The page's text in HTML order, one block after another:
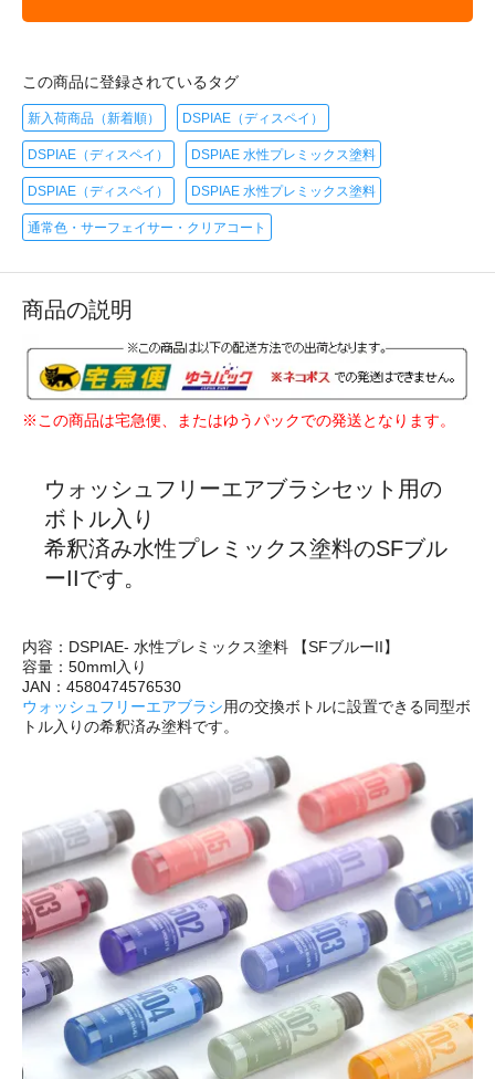
この商品に登録されているタグ
新入荷商品（新着順） DSPIAE（ディスペイ）
DSPIAE（ディスペイ） DSPIAE 水性プレミックス塗料
DSPIAE（ディスペイ） DSPIAE 水性プレミックス塗料
通常色・サーフェイサー・クリアコート
商品の説明
※この商品は宅急便、またはゆうパックでの発送となります。
ウォッシュフリーエアブラシセット用の
ボトル入り
希釈済み水性プレミックス塗料のSFブル
ーIIです。
内容：DSPIAE- 水性プレミックス塗料 【SFブルーII】
容量：50mml入り
JAN：4580474576530
ウォッシュフリーエアブラシ用の交換ボトルに設置できる同型ボ
トル入りの希釈済み塗料です。